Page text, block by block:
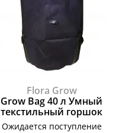
Flora Grow
Grow Bag 40 л Умный
текстильный горшок
Ожидается поступление